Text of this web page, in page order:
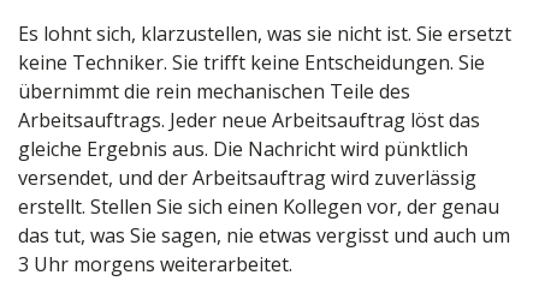
Es lohnt sich, klarzustellen, was sie nicht ist. Sie ersetzt
keine Techniker. Sie trifft keine Entscheidungen. Sie
übernimmt die rein mechanischen Teile des
Arbeitsauftrags. Jeder neue Arbeitsauftrag löst das
gleiche Ergebnis aus. Die Nachricht wird pünktlich
versendet, und der Arbeitsauftrag wird zuverlässig
erstellt. Stellen Sie sich einen Kollegen vor, der genau
das tut, was Sie sagen, nie etwas vergisst und auch um
3 Uhr morgens weiterarbeitet.